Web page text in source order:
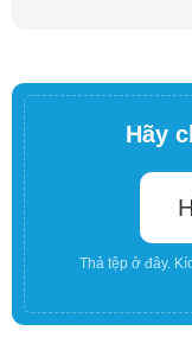
Hãy
Thả tệp ở đây.